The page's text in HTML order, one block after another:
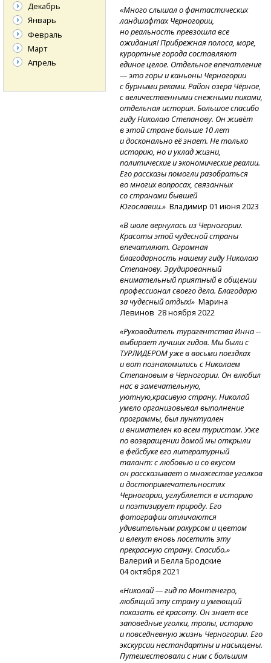
«Много слышал о фантастических
ландшафтах Черногории,
но реальность превзошла все
ожидания! Прибрежная полоса, море,
курортные города составляют
единое целое. Отдельное впечатление
— это горы и каньоны Черногории
с бурными реками. Район озера Чёрное,
с величественными снежными пиками,
отдельная история. Большое спасибо
гиду Николаю Степанову. Он живёт
в этой стране больше 10 лет
и досконально её знает. Не только
историю, но и уклад жизни,
политические и экономические реалии.
Его рассказы помогли разобраться
во многих вопросах, связанных
со странами бывшей
Югославии.» Владимир 01 июня 2023
«В июле вернулась из Черногории.
Красоты этой чудесной страны
впечатляют. Огромная
благодарность нашему гиду Николаю
Степанову. Эрудированный
внимательный приятный в общении
профессионал своего дела. Благодарю
за чудесный отдых!» Марина
Левинов 28 ноября 2022
«Руководитель турагентства Инна --
выбирает лучших гидов. Мы были с
ТУРЛИДЕРОМ уже в восьми поездках
и вот познакомились с Николаем
Степановым в Черногории. Он влюбил
нас в замечательную,
уютную,красивую страну. Николай
умело организовывал выполнение
программы, был пунктуален
и внимателен ко всем туристам. Уже
по возвращении домой мы открыли
в фейсбуке его литературный
талант: с любовью и со вкусом
он рассказывает о множестве уголков
и достопримечательностях
Черногории, углубляется в историю
и поэтизирует природу. Его
фотографии отличаются
удивительным ракурсом и цветом
и влекут вновь посетить эту
прекрасную страну. Спасибо.»
Валерий и Белла Бродские
04 октября 2021
«Николай — гид по Монтенегро,
любящий эту страну и умеющий
показать её красоту. Он знает все
заповедные уголки, тропы, историю
и повседневную жизнь Черногории. Его
экскурсии нестандартны и насыщены.
Путешествовали с ним с большим
Декабрь
Январь
Февраль
Март
Апрель